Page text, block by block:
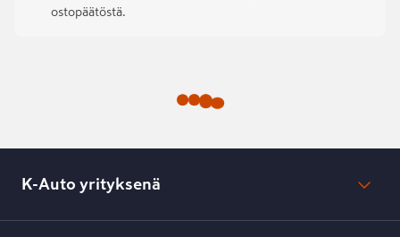
ostopäätöstä.
K-Auto yrityksenä